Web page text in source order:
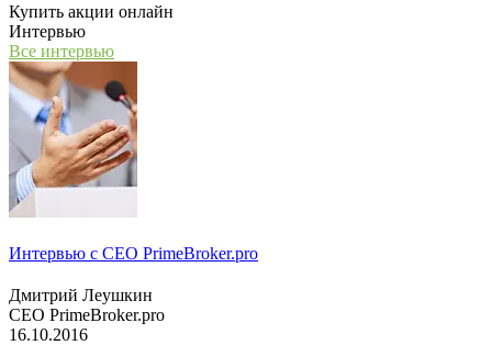
Купить акции онлайн
Интервью
Все интервью
Интервью с СЕО PrimeBroker.pro
Дмитрий Леушкин
СЕО PrimeBroker.pro
16.10.2016